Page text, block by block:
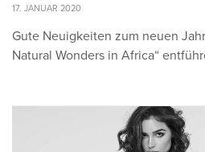
17. JANUAR 2020
Gute Neuigkeiten zum neuen
Natural Wonders in Africa“